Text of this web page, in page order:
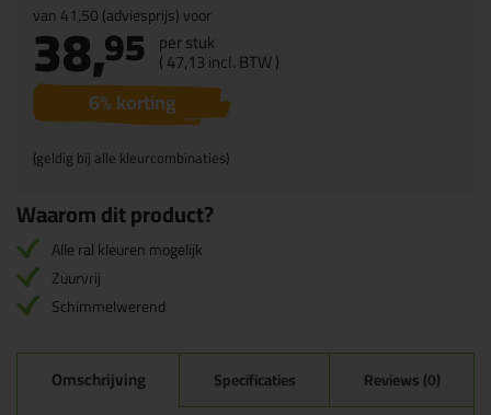
van41,50(adviesprijs) voor
38,95 per stuk
(47,13incl. BTW )
6% korting
(geldig bij alle kleurcombinaties)
Waarom dit product?
Alle ral kleuren mogelijk
Zuurvrij
Schimmelwerend
Omschrijving Specificaties Reviews (0)